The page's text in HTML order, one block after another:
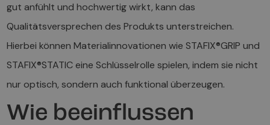
gut anfühlt und hochwertig wirkt, kann das
Qualitätsversprechen des Produkts unterstreichen.
Hierbei können Materialinnovationen wie STAFIX®GRIP und
STAFIX®STATIC eine Schlüsselrolle spielen, indem sie nicht
nur optisch, sondern auch funktional überzeugen.
Wie beeinflussen